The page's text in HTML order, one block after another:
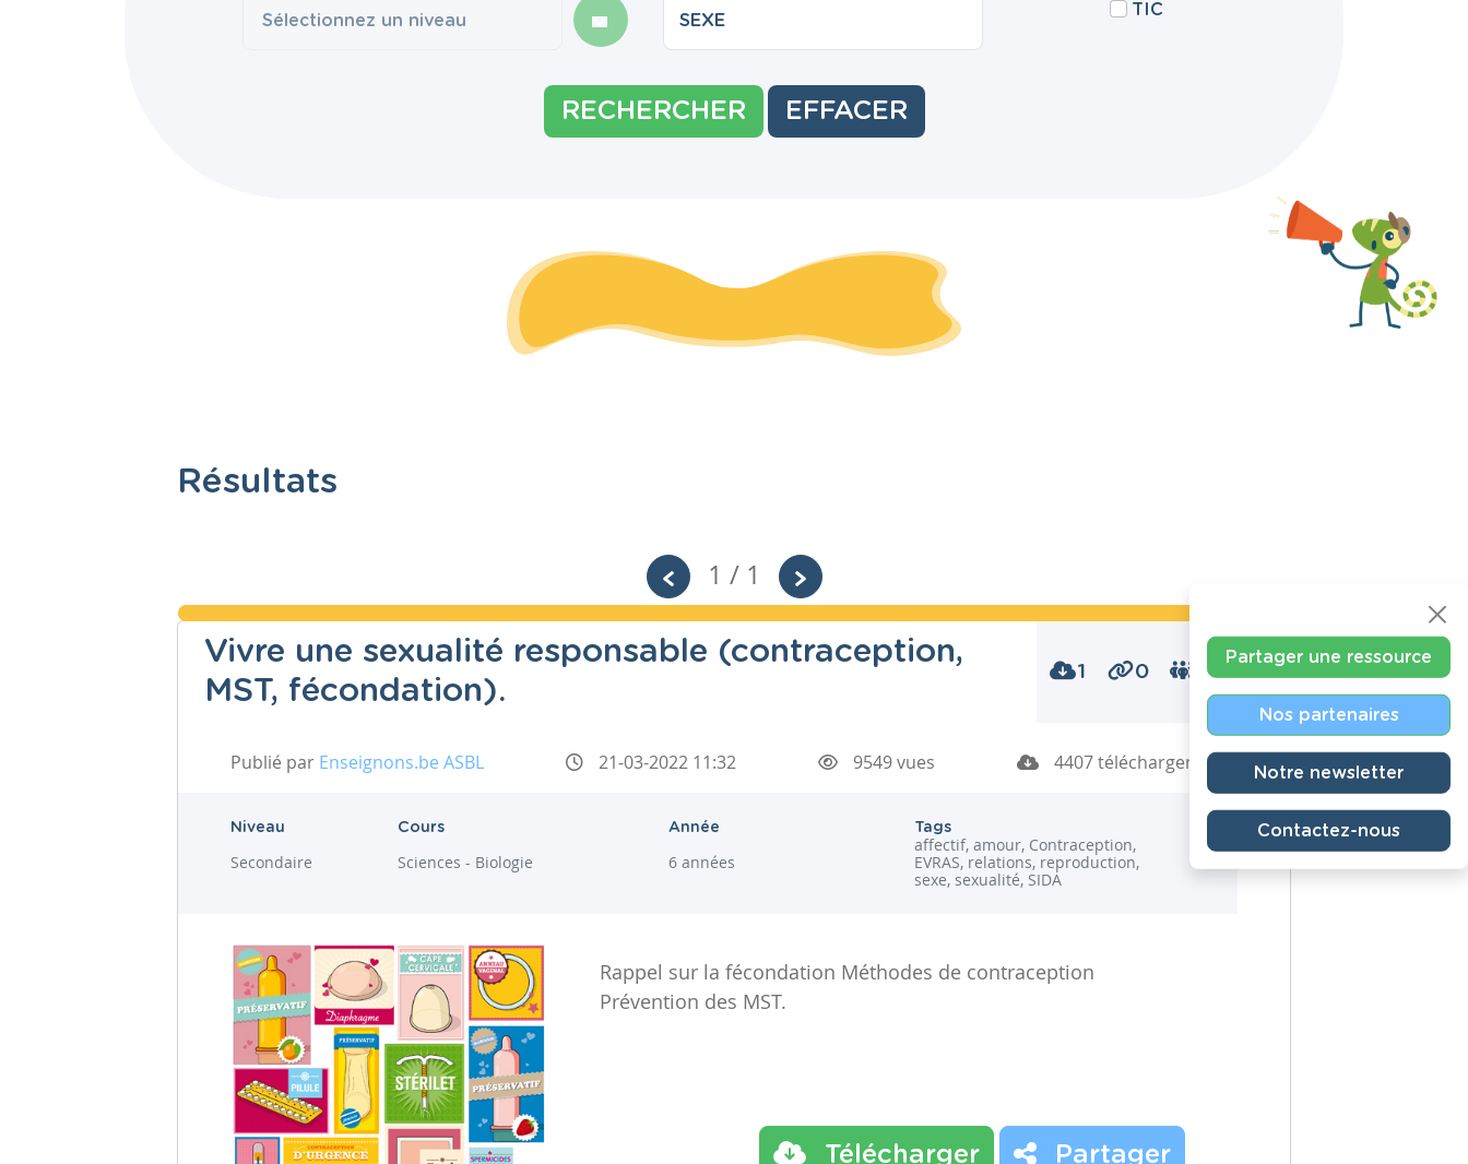
TIC
RECHERCHER EFFACER
Résultats
1 / 1
Vivre une sexualité responsable (contraception,
MST, fécondation).
1 0 0
Publié par Enseignons.be ASBL 21-03-2022 11:32 9549 vues 4407 téléchargements
Niveau
Secondaire
Cours
Sciences - Biologie
Année
6 années
Tags
affectif, amour, Contraception,
EVRAS, relations, reproduction,
sexe, sexualité, SIDA
Rappel sur la fécondation Méthodes de contraception
Prévention des MST.
Télécharger Partager
Partager une ressource
Nos partenaires
Notre newsletter
Contactez-nous